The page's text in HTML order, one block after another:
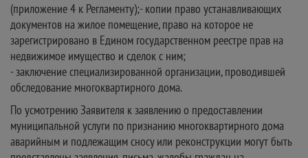
(приложение 4 к Регламенту);- копии право устанавливающих
документов на жилое помещение, право на которое не
зарегистрировано в Едином государственном реестре прав на
недвижимое имущество и сделок с ним;
- заключение специализированной организации, проводившей
обследование многоквартирного дома.
По усмотрению Заявителя к заявлению о предоставлении
муниципальной услуги по признанию многоквартирного дома
аварийным и подлежащим сносу или реконструкции могут быть